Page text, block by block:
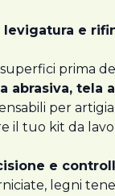
levigatura e
prima
abrasiva, tela
per
il tuo kit da
e
legni